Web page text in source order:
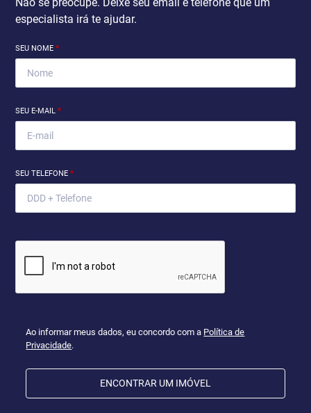
especialista irá te ajudar.
SEU NOME*
SEU E-MAIL*
SEU TELEFONE*
Ao informar meus dados, eu concordo com a Política de
Privacidade.
ENCONTRAR UM IMÓVEL